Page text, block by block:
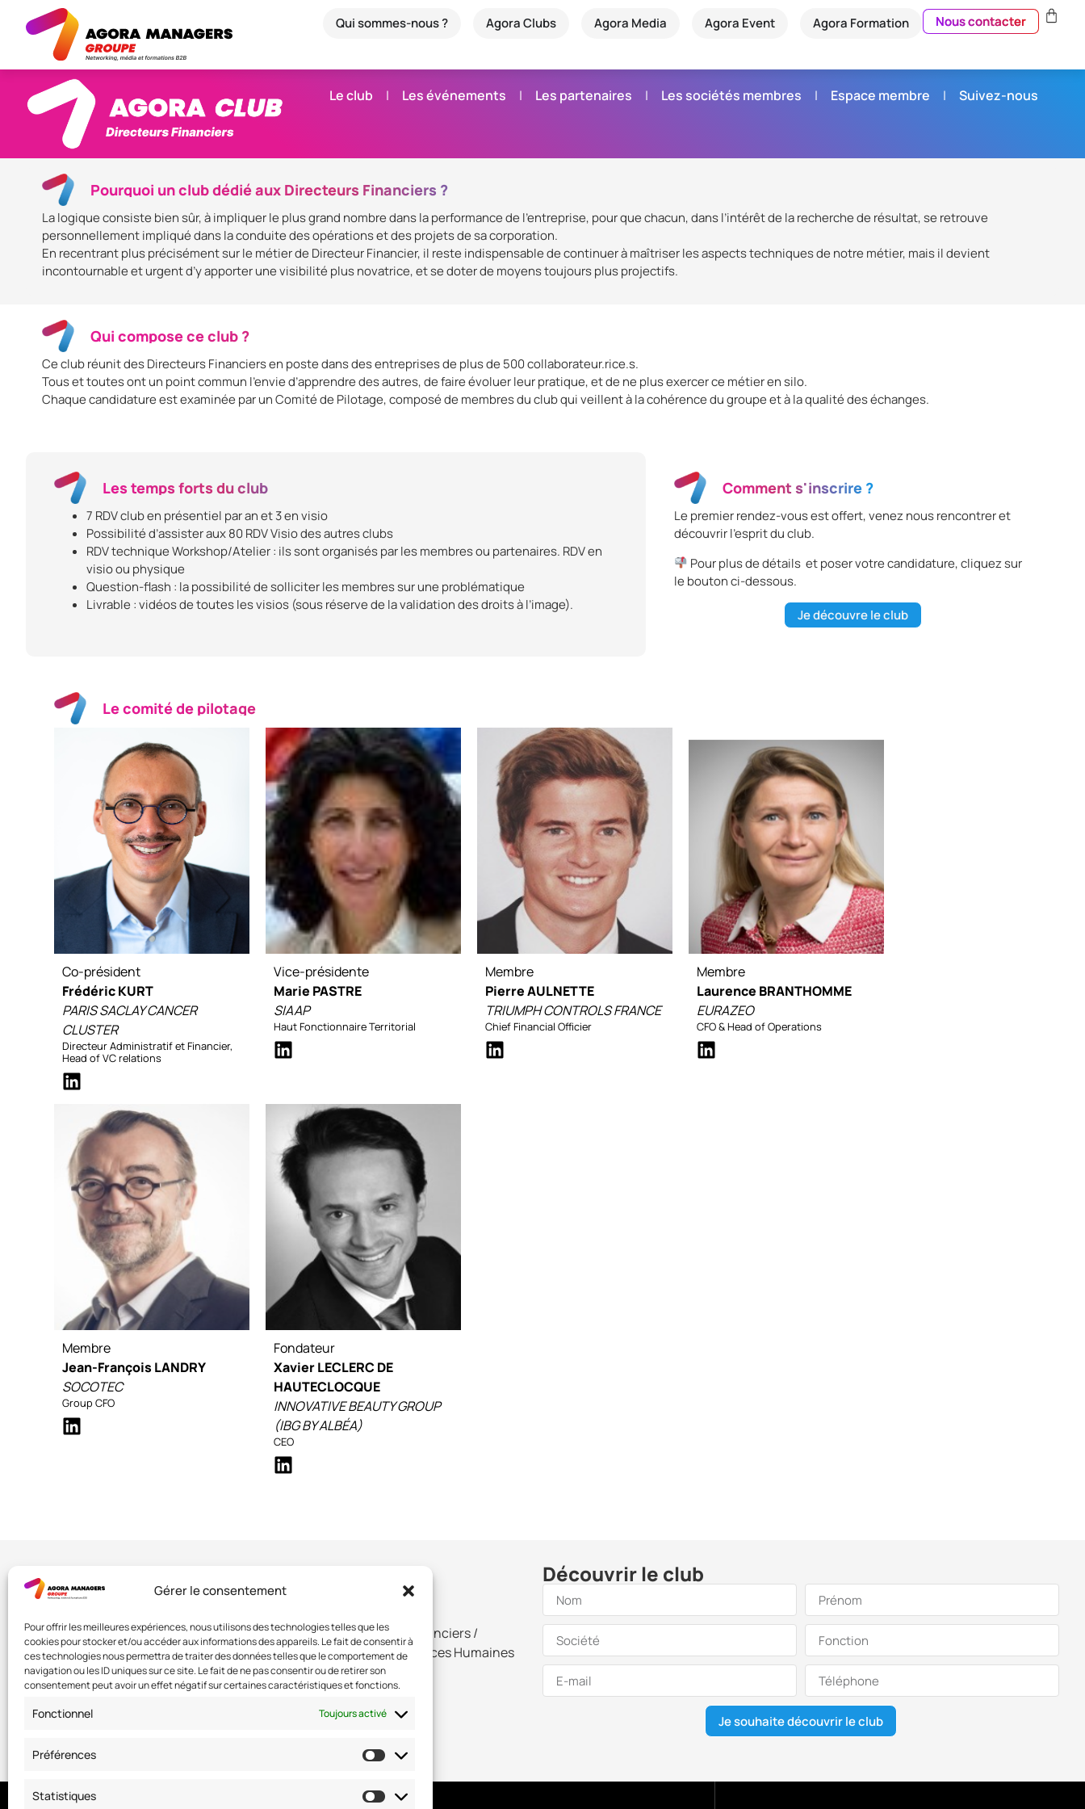
Gérer le consentement
Pour offrir les meilleures expériences, nous utilisons des technologies telles que les
cookies pour stocker et/ou accéder aux informations des appareils. Le fait de consentir à
ces technologies nous permettra de traiter des données telles que le comportement de
navigation ou les ID uniques sur ce site. Le fait de ne pas consentir ou de retirer son
consentement peut avoir un effet négatif sur certaines caractéristiques et fonctions.
Fonctionnel Toujours activé
Préférences
Statistiques
Qui sommes-nous ? Agora Clubs Agora Media Agora Event Agora Formation Nous contacter
Le club Les événements Les partenaires Les sociétés membres Espace membre Suivez-nous
Pourquoi un club dédié aux Directeurs Financiers ?
La logique consiste bien sûr, à impliquer le plus grand nombre dans la performance de l’entreprise, pour que chacun, dans l’intérêt de la recherche de résultat, se retrouve
personnellement impliqué dans la conduite des opérations et des projets de sa corporation.
En recentrant plus précisément sur le métier de Directeur Financier, il reste indispensable de continuer à maîtriser les aspects techniques de notre métier, mais il devient
incontournable et urgent d’y apporter une visibilité plus novatrice, et se doter de moyens toujours plus projectifs.
Qui compose ce club ?
Ce club réunit des Directeurs Financiers en poste dans des entreprises de plus de 500 collaborateur.rice.s.
Tous et toutes ont un point commun l’envie d’apprendre des autres, de faire évoluer leur pratique, et de ne plus exercer ce métier en silo.
Chaque candidature est examinée par un Comité de Pilotage, composé de membres du club qui veillent à la cohérence du groupe et à la qualité des échanges.
Les temps forts du club
7 RDV club en présentiel par an et 3 en visio
Possibilité d’assister aux 80 RDV Visio des autres clubs
RDV technique Workshop/Atelier : ils sont organisés par les membres ou partenaires. RDV en
visio ou physique
Question-flash : la possibilité de solliciter les membres sur une problématique
Livrable : vidéos de toutes les visios (sous réserve de la validation des droits à l’image).
Comment s'inscrire ?
Le premier rendez-vous est offert, venez nous rencontrer et
découvrir l’esprit du club.
Pour plus de détails et poser votre candidature, cliquez sur
le bouton ci-dessous.
Je découvre le club
Le comité de pilotage
Co-président
Frédéric KURT
PARIS SACLAY CANCER
CLUSTER
Directeur Administratif et Financier,
Head of VC relations
Vice-présidente
Marie PASTRE
SIAAP
Haut Fonctionnaire Territorial
Membre
Pierre AULNETTE
TRIUMPH CONTROLS FRANCE
Chief Financial Officier
Membre
Laurence BRANTHOMME
EURAZEO
CFO & Head of Operations
Membre
Jean-François LANDRY
SOCOTEC
Group CFO
Fondateur
Xavier LECLERC DE
HAUTECLOCQUE
INNOVATIVE BEAUTY GROUP
(IBG BY ALBÉA)
CEO
Votre contact
Julie GUENARD
General Manager de l’Agora des Directeurs Financiers /
Directeurs Juridiques / Directeurs des Ressources Humaines
jguenard@agoramanagers.fr
Découvrir le club
Je souhaite découvrir le club